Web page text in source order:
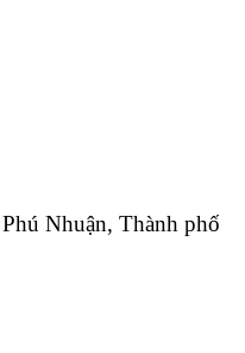
Nhuận, Thành phố